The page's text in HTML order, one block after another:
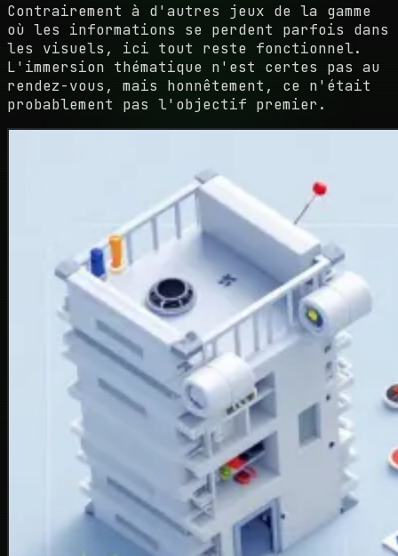
Contrairement à d'autres jeux de la gamme
où les informations se perdent parfois dans
les visuels, ici tout reste fonctionnel.
L'immersion thématique n'est certes pas au
rendez-vous, mais honnêtement, ce n'était
probablement pas l'objectif premier.